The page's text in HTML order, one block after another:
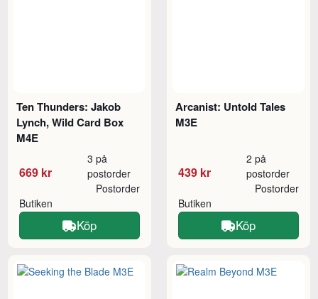
Ten Thunders: Jakob
Lynch, Wild Card Box
M4E
669 kr
3 på
postorder
Butiken
Postorder
Köp
Arcanist: Untold Tales
M3E
439 kr
2 på
postorder
Butiken
Postorder
Köp